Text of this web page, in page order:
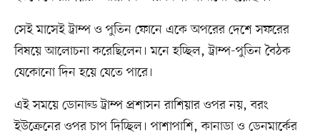
সেই মাসেই ট্রাম্প ও পুতিন ফোনে একে অপরের দেশে সফরের
বিষয়ে আলোচনা করেছিলেন। মনে হচ্ছিল, ট্রাম্প-পুতিন বৈঠক
যেকোনো দিন হয়ে যেতে পারে।
এই সময়ে ডোনাল্ড ট্রাম্প প্রশাসন রাশিয়ার ওপর নয়, বরং
ইউক্রেনের ওপর চাপ দিচ্ছিল। পাশাপাশি, কানাডা ও ডেনমার্কের